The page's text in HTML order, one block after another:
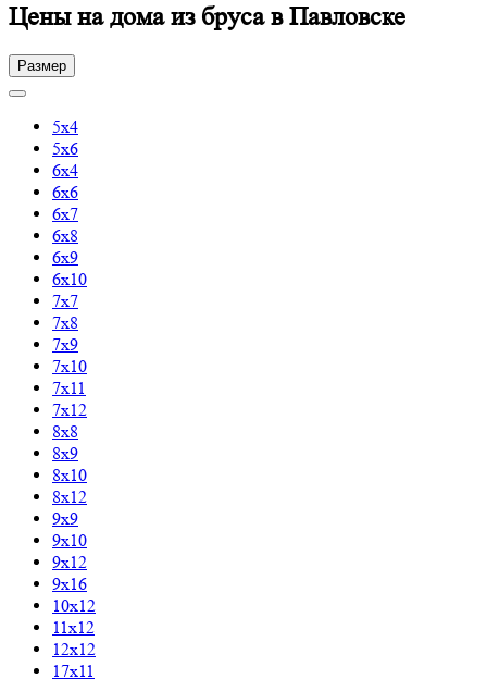
Цены на дома из бруса в Павловске
Размер
5х4
5х6
6х4
6х6
6х7
6х8
6х9
6х10
7х7
7х8
7х9
7х10
7х11
7х12
8х8
8х9
8х10
8х12
9х9
9х10
9х12
9х16
10х12
11х12
12х12
17х11